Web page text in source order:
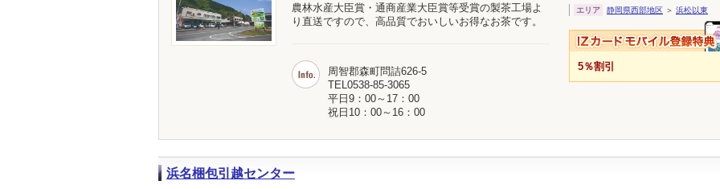
農林水産大臣賞・通商産業大臣賞等受賞の製茶工場よ
り直送ですので、高品質でおいしいお得なお茶です。
周智郡森町問詰626-5
TEL0538-85-3065
平日9：00～17：00
祝日10：00～16：00
エリア
静岡県西部地区 ＞ 浜松以東
5％割引
浜名梱包引越センター